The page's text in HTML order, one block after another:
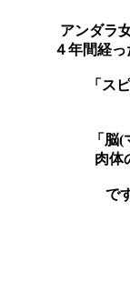
アンダラ
４年間経
「ス
「脳
肉体
で